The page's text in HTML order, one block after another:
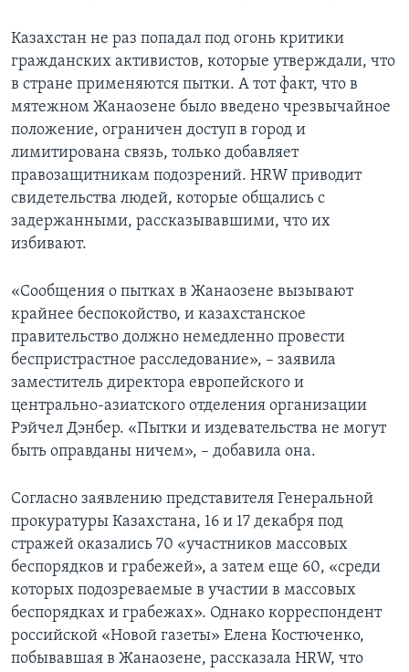
Казахстан не раз попадал под огонь критики
гражданских активистов, которые утверждали, что
в стране применяются пытки. А тот факт, что в
мятежном Жанаозене было введено чрезвычайное
положение, ограничен доступ в город и
лимитирована связь, только добавляет
правозащитникам подозрений. HRW приводит
свидетельства людей, которые общались с
задержанными, рассказывавшими, что их
избивают.
«Сообщения о пытках в Жанаозене вызывают
крайнее беспокойство, и казахстанское
правительство должно немедленно провести
беспристрастное расследование», – заявила
заместитель директора европейского и
центрально-азиатского отделения организации
Рэйчел Дэнбер. «Пытки и издевательства не могут
быть оправданы ничем», – добавила она.
Согласно заявлению представителя Генеральной
прокуратуры Казахстана, 16 и 17 декабря под
стражей оказались 70 «участников массовых
беспорядков и грабежей», а затем еще 60, «среди
которых подозреваемые в участии в массовых
беспорядках и грабежах». Однако корреспондент
российской «Новой газеты» Елена Костюченко,
побывавшая в Жанаозене, рассказала HRW, что